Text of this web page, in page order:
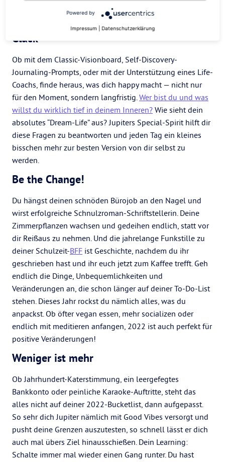
Jahr 2022 lautet das Motto: “Go beyond!”
Mach dich auf die Suche nach deinem
Glück
Ob mit dem Classic-Visionboard, Self-Discovery-
Journaling-Prompts, oder mit der Unterstützung eines Life-
Coachs, finde heraus, was dich happy macht — nicht nur
für den Moment, sondern langfristig.Wer bist du und was
willst du wirklich tief in deinem Inneren? Wie sieht dein
absolutes “Dream-Life” aus? Jupiters Special-Spirit hilft dir
diese Fragen zu beantworten und jeden Tag ein kleines
bisschen mehr zur besten Version von dir selbst zu
werden.
Be the Change!
Du hängst deinen schnöden Bürojob an den Nagel und
wirst erfolgreiche Schnulzroman-Schriftstellerin. Deine
Zimmerpflanzen wachsen und gedeihen endlich, statt vor
dir Reißaus zu nehmen. Und die jahrelange Funkstille zu
deiner Schulzeit-BFF ist Geschichte, nachdem du ihr
geschrieben hast und ihr euch jetzt zum Kaffee trefft. Geh
endlich die Dinge, Unbequemlichkeiten und
Veränderungen an, die schon länger auf deiner To-Do-List
stehen. Dieses Jahr rockst du nämlich alles, was du
anpackst. Ob öfter vegan essen, mehr socializen oder
endlich mit meditieren anfangen, 2022 ist auch perfekt für
positive Veränderungen!
Weniger ist mehr
Ob Jahrhundert-Katerstimmung, ein leergefegtes
Bankkonto oder peinliche Karaoke-Auftritte, steht das
alles nicht auf deiner 2022-Bucketlist, dann aufgepasst.
So sehr dich Jupiter nämlich mit Good Vibes versorgt und
pusht deine Grenzen auszutesten, so schnell lässt er dich
auch mal übers Ziel hinausschießen. Dein Learning:
Schalte immer mal wieder einen Gang runter. Du hast
Powered by
Impressum Datenschutzerklärung